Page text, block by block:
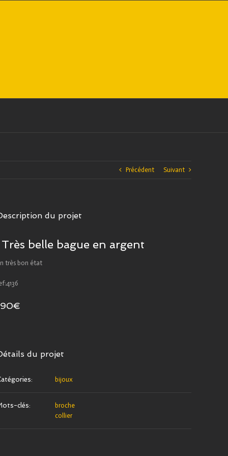
Précédent Suivant
du projet
Très belle bague en argent
très bon état
du projet
bijoux
clés:
broche
collier